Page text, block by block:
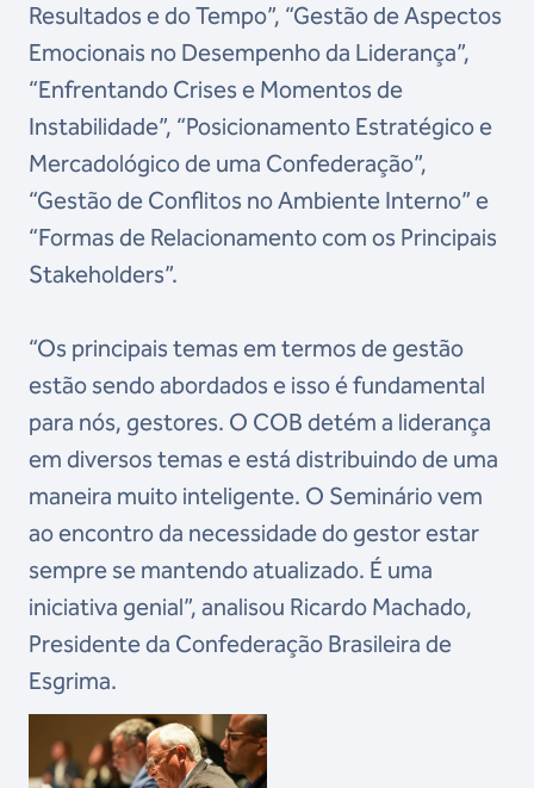
Resultados e do Tempo”, “Gestão de Aspectos
Emocionais no Desempenho da Liderança”,
“Enfrentando Crises e Momentos de
Instabilidade”, “Posicionamento Estratégico e
Mercadológico de uma Confederação”,
“Gestão de Conflitos no Ambiente Interno” e
“Formas de Relacionamento com os Principais
Stakeholders”.
“Os principais temas em termos de gestão
estão sendo abordados e isso é fundamental
para nós, gestores. O COB detém a liderança
em diversos temas e está distribuindo de uma
maneira muito inteligente. O Seminário vem
ao encontro da necessidade do gestor estar
sempre se mantendo atualizado. É uma
iniciativa genial”, analisou Ricardo Machado,
Presidente da Confederação Brasileira de
Esgrima.